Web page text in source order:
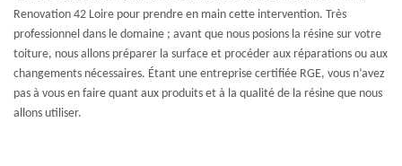
Renovation 42 Loire pour prendre en main cette intervention. Très
professionnel dans le domaine ; avant que nous posions la résine sur votre
toiture, nous allons préparer la surface et procéder aux réparations ou aux
changements nécessaires. Étant une entreprise certifiée RGE, vous n’avez
pas à vous en faire quant aux produits et à la qualité de la résine que nous
allons utiliser.